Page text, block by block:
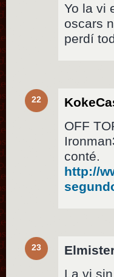
Yo la vi
oscars
perdí
22
OFF
conté.
http://
23
La vi